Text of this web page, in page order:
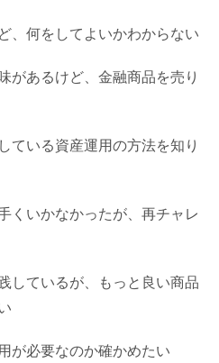
、何をしてよいかわからない
があるけど、金融商品を売り
ている資産運用の方法を知り
くいかなかったが、再チャレ
しているが、もっと良い商品
が必要なのか確かめたい